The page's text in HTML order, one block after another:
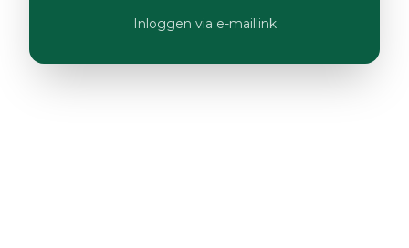
Inloggen via e-maillink